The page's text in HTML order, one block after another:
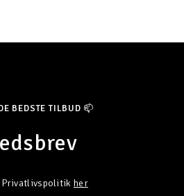
BEDSTE TILBUD 📫
Privatlivspolitik her